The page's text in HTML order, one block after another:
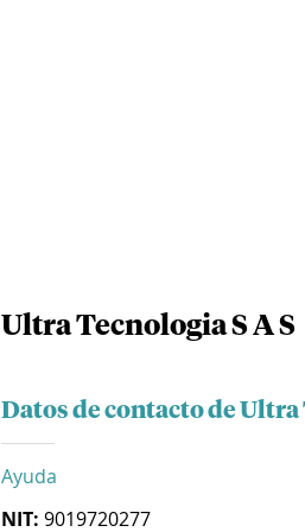
Ultra Tecnologia S A S
Datos de contacto de Ultra
Ayuda
NIT: 9019720277